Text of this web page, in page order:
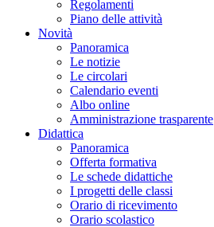
Regolamenti
Piano delle attività
Novità
Panoramica
Le notizie
Le circolari
Calendario eventi
Albo online
Amministrazione trasparente
Didattica
Panoramica
Offerta formativa
Le schede didattiche
I progetti delle classi
Orario di ricevimento
Orario scolastico